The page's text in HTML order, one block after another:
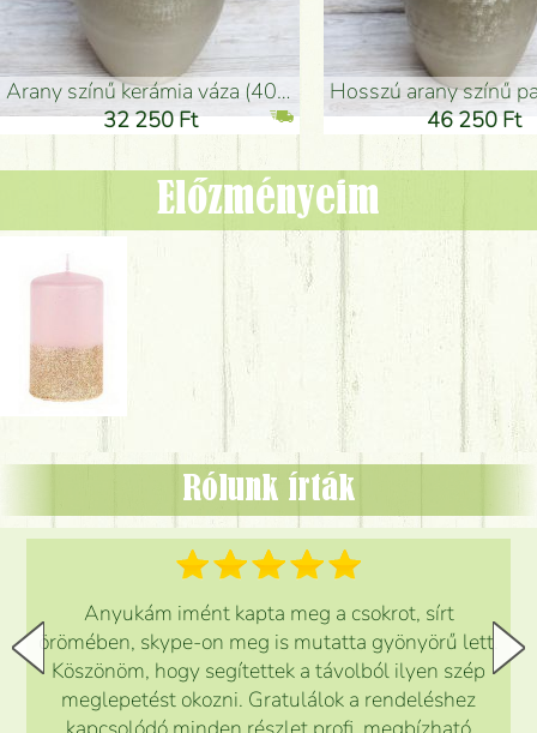
arany színű kerámia váza (40x26cm)
32 250 Ft
hosszú arany színű
46 250 Ft
Előzményeim
Rólunk írták
Anyukám imént kapta meg a csokrot, sírt
örömében, skype-on meg is mutatta gyönyörű lett.
Köszönöm, hogy segítettek a távolból ilyen szép
meglepetést okozni. Gratulálok a rendeléshez